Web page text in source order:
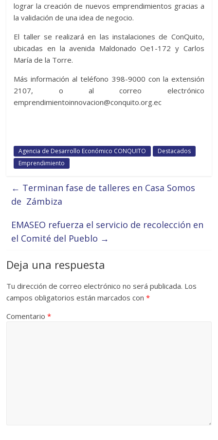
lograr la creación de nuevos emprendimientos gracias a
la validación de una idea de negocio.
El taller se realizará en las instalaciones de ConQuito,
ubicadas en la avenida Maldonado Oe1-172 y Carlos
María de la Torre.
Más información al teléfono 398-9000 con la extensión
2107, o al correo electrónico
emprendimientoinnovacion@conquito.org.ec
Agencia de Desarrollo Económico CONQUITO
Destacados
Emprendimiento
← Terminan fase de talleres en Casa Somos
de Zámbiza
EMASEO refuerza el servicio de recolección en
el Comité del Pueblo →
Deja una respuesta
Tu dirección de correo electrónico no será publicada. Los
campos obligatorios están marcados con*
Comentario*